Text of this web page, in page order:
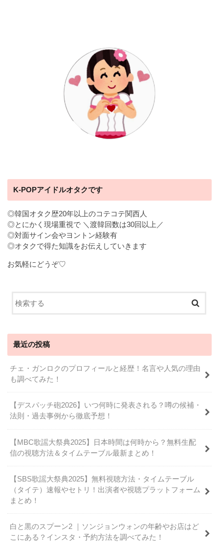
K-POPアイドルオタクです
◎韓国オタク歴20年以上のコテコテ関西人
◎とにかく現場重視で ＼渡韓回数は30回以上／
◎対面サイン会やヨントン経験有
◎オタクで得た知識をお伝えしていきます
お気軽にどうぞ♡
最近の投稿
チェ・ガンロクのプロフィールと経歴！名言や人気の理由
も調べてみた！
【デスパッチ砲2026】いつ何時に発表される？噂の候補・
法則・過去事例から徹底予想！
【MBC歌謡大祭典2025】日本時間は何時から？無料生配
信の視聴方法＆タイムテーブル最新まとめ！
【SBS歌謡大祭典2025】無料視聴方法・タイムテーブル
（タイテ）速報やセトリ！出演者や視聴プラットフォーム
まとめ！
白と黒のスプーン2 ｜ソンジョンウォンの年齢やお店はど
こにある？インスタ・予約方法を調べてみた！